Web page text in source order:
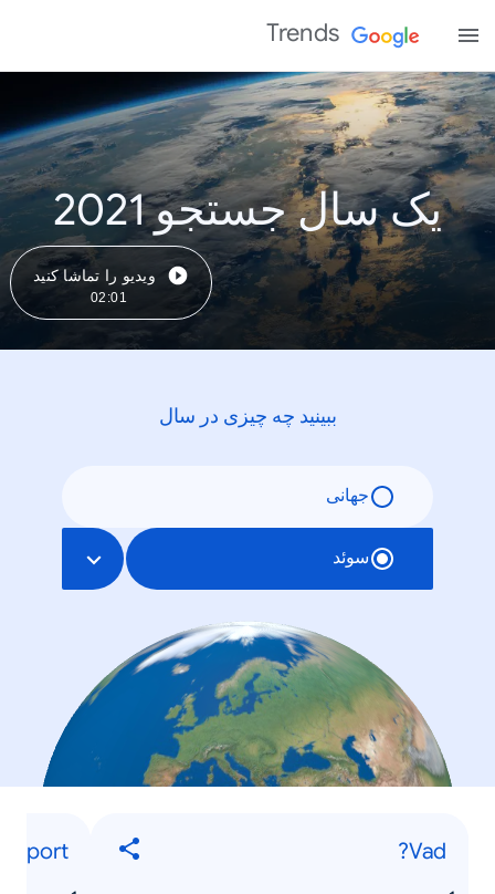
Trends
یک سال جستجو 2021
ویدیو را تماشا کنید
02:01
ببینید چه چیزی در سال
جهانی
سوئد
Vad?
Sport